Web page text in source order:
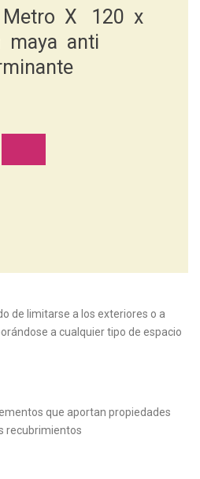
Metro X 120 x
maya anti
de limitarse a los exteriores o a
a cualquier tipo de espacio
que aportan propiedades
recubrimientos